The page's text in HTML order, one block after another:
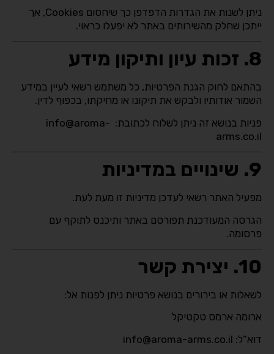
ניתן לשנות את הגדרות הדפדפן כך שיחסום Cookies, אך
ייתכן שחלק מהשירותים באתר לא יפעלו כראוי.
8. זכות עיון ותיקון מידע
בהתאם לחוק הגנת הפרטיות, כל משתמש רשאי לעיין במידע
השמור אודותיו ולבקש את תיקונו או מחיקתו, בכפוף לדין.
פניות בנושא זה ניתן לשלוח לכתובת: info@aroma-
arms.co.il
9. שינויים במדיניות
מפעיל האתר רשאי לעדכן מדיניות זו מעת לעת.
הגרסה המעודכנת תפורסם באתר ותיכנס לתוקף עם
פרסומה.
10. יצירת קשר
לשאלות או בירורים בנושא פרטיות ניתן לפנות אל:
ארומה ארמס טקטיקל
דוא”ל: info@aroma-arms.co.il